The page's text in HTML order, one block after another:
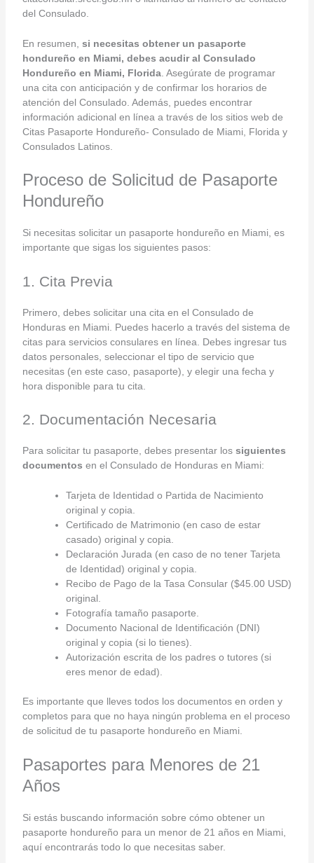
del Consulado.
En resumen, si necesitas obtener un pasaporte
hondureño en Miami, debes acudir al Consulado
Hondureño en Miami, Florida. Asegúrate de programar
una cita con anticipación y de confirmar los horarios de
atención del Consulado. Además, puedes encontrar
información adicional en línea a través de los sitios web de
Citas Pasaporte Hondureño- Consulado de Miami, Florida y
Consulados Latinos.
Proceso de Solicitud de Pasaporte
Hondureño
Si necesitas solicitar un pasaporte hondureño en Miami, es
importante que sigas los siguientes pasos:
1. Cita Previa
Primero, debes solicitar una cita en el Consulado de
Honduras en Miami. Puedes hacerlo a través del sistema de
citas para servicios consulares en línea. Debes ingresar tus
datos personales, seleccionar el tipo de servicio que
necesitas (en este caso, pasaporte), y elegir una fecha y
hora disponible para tu cita.
2. Documentación Necesaria
Para solicitar tu pasaporte, debes presentar los siguientes
documentos en el Consulado de Honduras en Miami:
Tarjeta de Identidad o Partida de Nacimiento
original y copia.
Certificado de Matrimonio (en caso de estar
casado) original y copia.
Declaración Jurada (en caso de no tener Tarjeta
de Identidad) original y copia.
Recibo de Pago de la Tasa Consular ($45.00 USD)
original.
Fotografía tamaño pasaporte.
Documento Nacional de Identificación (DNI)
original y copia (si lo tienes).
Autorización escrita de los padres o tutores (si
eres menor de edad).
Es importante que lleves todos los documentos en orden y
completos para que no haya ningún problema en el proceso
de solicitud de tu pasaporte hondureño en Miami.
Pasaportes para Menores de 21
Años
Si estás buscando información sobre cómo obtener un
pasaporte hondureño para un menor de 21 años en Miami,
aquí encontrarás todo lo que necesitas saber.